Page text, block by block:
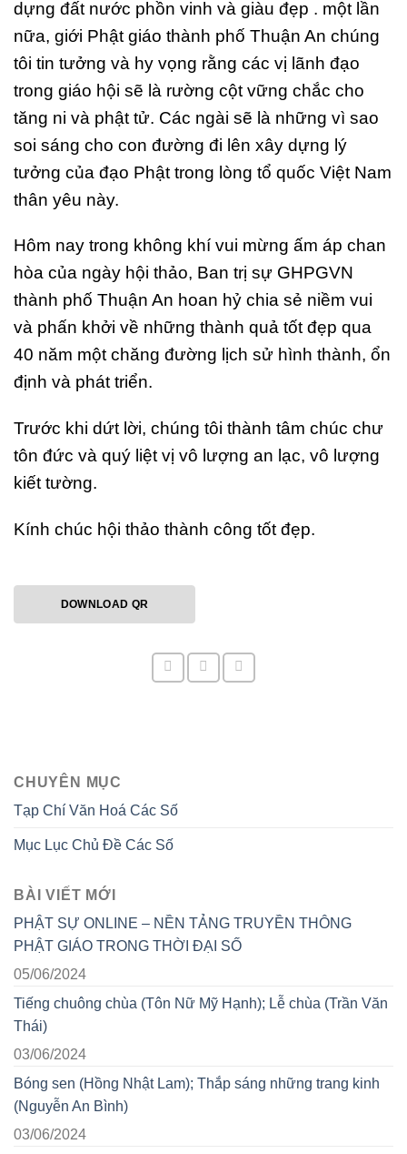
dựng đất nước phồn vinh và giàu đẹp . một lần
nữa, giới Phật giáo thành phố Thuận An chúng
tôi tin tưởng và hy vọng rằng các vị lãnh đạo
trong giáo hội sẽ là rường cột vững chắc cho
tăng ni và phật tử. Các ngài sẽ là những vì sao
soi sáng cho con đường đi lên xây dựng lý
tưởng của đạo Phật trong lòng tổ quốc Việt Nam
thân yêu này.
Hôm nay trong không khí vui mừng ấm áp chan
hòa của ngày hội thảo, Ban trị sự GHPGVN
thành phố Thuận An hoan hỷ chia sẻ niềm vui
và phấn khởi về những thành quả tốt đẹp qua
40 năm một chăng đường lịch sử hình thành, ổn
định và phát triển.
Trước khi dứt lời, chúng tôi thành tâm chúc chư
tôn đức và quý liệt vị vô lượng an lạc, vô lượng
kiết tường.
Kính chúc hội thảo thành công tốt đẹp.
DOWNLOAD QR
CHUYÊN MỤC
Tạp Chí Văn Hoá Các Số
Mục Lục Chủ Đề Các Số
BÀI VIẾT MỚI
PHẬT SỰ ONLINE – NỀN TẢNG TRUYỀN THÔNG
PHẬT GIÁO TRONG THỜI ĐẠI SỐ
05/06/2024
Tiếng chuông chùa (Tôn Nữ Mỹ Hạnh); Lễ chùa (Trần Văn
Thái)
03/06/2024
Bóng sen (Hồng Nhật Lam); Thắp sáng những trang kinh
(Nguyễn An Bình)
03/06/2024